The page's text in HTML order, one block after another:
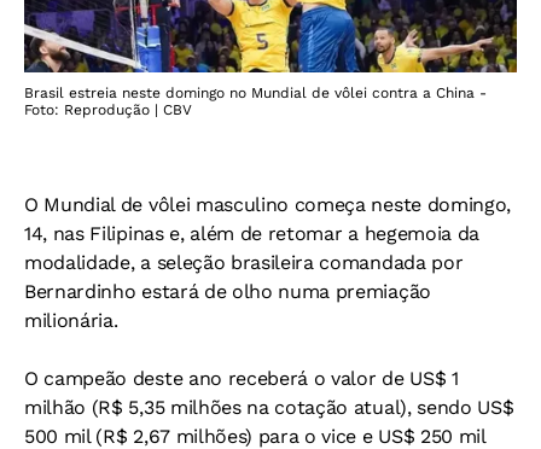
Brasil estreia neste domingo no Mundial de vôlei contra a China -
Foto: Reprodução | CBV
O Mundial de vôlei masculino começa neste domingo,
14, nas Filipinas e, além de retomar a hegemoia da
modalidade, a seleção brasileira comandada por
Bernardinho estará de olho numa premiação
milionária.
O campeão deste ano receberá o valor de US$ 1
milhão (R$ 5,35 milhões na cotação atual), sendo US$
500 mil (R$ 2,67 milhões) para o vice e US$ 250 mil